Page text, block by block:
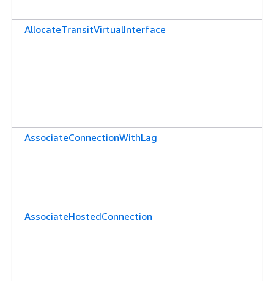
AllocateTransitVirtualInterface
AssociateConnectionWithLag
AssociateHostedConnection